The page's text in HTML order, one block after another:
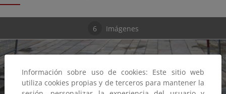
6 Imágenes
Información sobre uso de cookies: Este sitio web
utiliza cookies propias y de terceros para mantener la